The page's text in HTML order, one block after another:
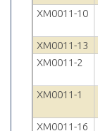
XM0011-10
XM0011-13
XM0011-2
XM0011-1
XM0011-16